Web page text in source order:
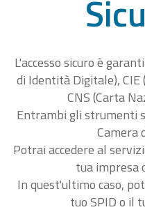
L'accesso sicuro è
di Identità Digitale),
CNS (Carta
Entrambi gli strumenti
Camera
Potrai accedere al
tua impresa
In quest'ultimo caso,
tuo SPID o il